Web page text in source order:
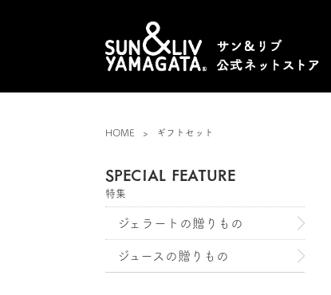
HOME ギフトセット
SPECIAL FEATURE
特集
ジェラートの贈りもの
ジュースの贈りもの